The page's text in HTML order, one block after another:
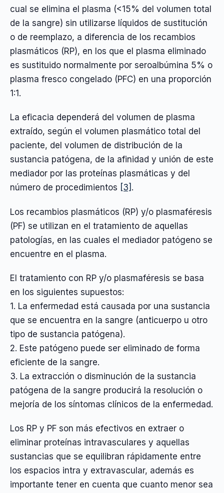
cual se elimina el plasma (<15% del volumen total
de la sangre) sin utilizarse líquidos de sustitución
o de reemplazo, a diferencia de los recambios
plasmáticos (RP), en los que el plasma eliminado
es sustituido normalmente por seroalbúmina 5% o
plasma fresco congelado (PFC) en una proporción
1:1.
La eficacia dependerá del volumen de plasma
extraído, según el volumen plasmático total del
paciente, del volumen de distribución de la
sustancia patógena, de la afinidad y unión de este
mediador por las proteínas plasmáticas y del
número de procedimientos [3] .
Los recambios plasmáticos (RP) y/o plasmaféresis
(PF) se utilizan en el tratamiento de aquellas
patologías, en las cuales el mediador patógeno se
encuentre en el plasma.
El tratamiento con RP y/o plasmaféresis se basa
en los siguientes supuestos:
1. La enfermedad está causada por una sustancia
que se encuentra en la sangre (anticuerpo u otro
tipo de sustancia patógena).
2. Este patógeno puede ser eliminado de forma
eficiente de la sangre.
3. La extracción o disminución de la sustancia
patógena de la sangre producirá la resolución o
mejoría de los síntomas clínicos de la enfermedad.
Los RP y PF son más efectivos en extraer o
eliminar proteínas intravasculares y aquellas
sustancias que se equilibran rápidamente entre
los espacios intra y extravascular, además es
importante tener en cuenta que cuanto menor sea